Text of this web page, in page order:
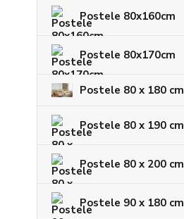
Postele 80x160cm
Postele 80x170cm
Postele 80 x 180 cm
Postele 80 x 190 cm
Postele 80 x 200 cm
Postele 90 x 180 cm